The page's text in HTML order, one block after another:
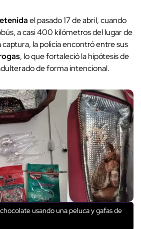
el pasado 17 de abril, cuando
a casi 400 kilómetros del lugar de
la policía encontró entre sus
, lo que fortaleció la hipótesis de
de forma intencional.
usando una peluca y gafas de